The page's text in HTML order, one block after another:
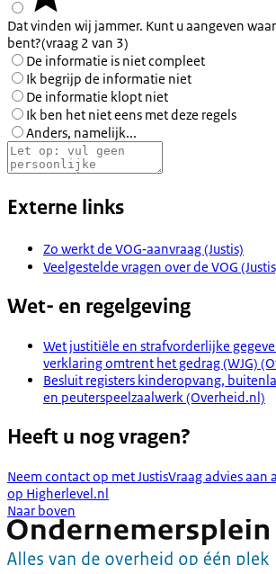
Dat vinden wij jammer. Kunt u aangeven
bent?(vraag 2 van 3)
De informatie is niet compleet
Ik begrijp de informatie niet
De informatie klopt niet
Ik ben het niet eens met deze regels
Anders, namelijk...
Externe links
Zo werkt de VOG‑aanvraag (Justis)
Veelgestelde vragen over de VOG
Wet- en regelgeving
Wet justitiële en strafvorderlijke
verklaring omtrent het gedrag (WJG)
Besluit registers kinderopvang,
en peuterspeelzaalwerk (Overheid.nl)
Heeft u nog vragen?
Neem contact op met JustisVraag advies aan
op Higherlevel.nl
Naar boven